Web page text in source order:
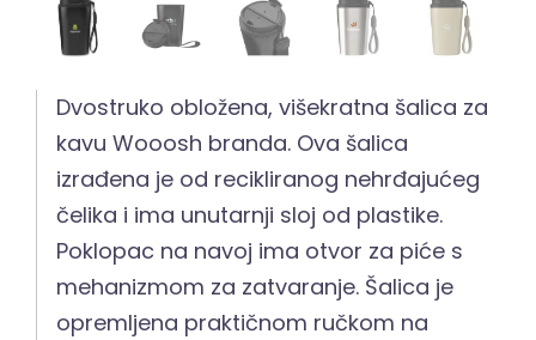
Dvostruko obložena, višekratna šalica za
kavu Wooosh branda. Ova šalica
izrađena je od recikliranog nehrđajućeg
čelika i ima unutarnji sloj od plastike.
Poklopac na navoj ima otvor za piće s
mehanizmom za zatvaranje. Šalica je
opremljena praktičnom ručkom na